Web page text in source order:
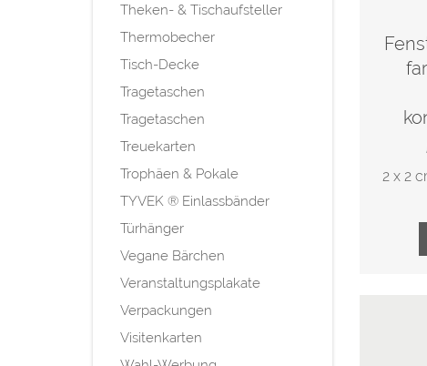
Theken- & Tischaufsteller
Thermobecher
Tisch-Decke
Tragetaschen
Tragetaschen
Treuekarten
Trophäen & Pokale
TYVEK ® Einlassbänder
Türhänger
Vegane Bärchen
Veranstaltungsplakate
Verpackungen
Visitenkarten
2 x 2